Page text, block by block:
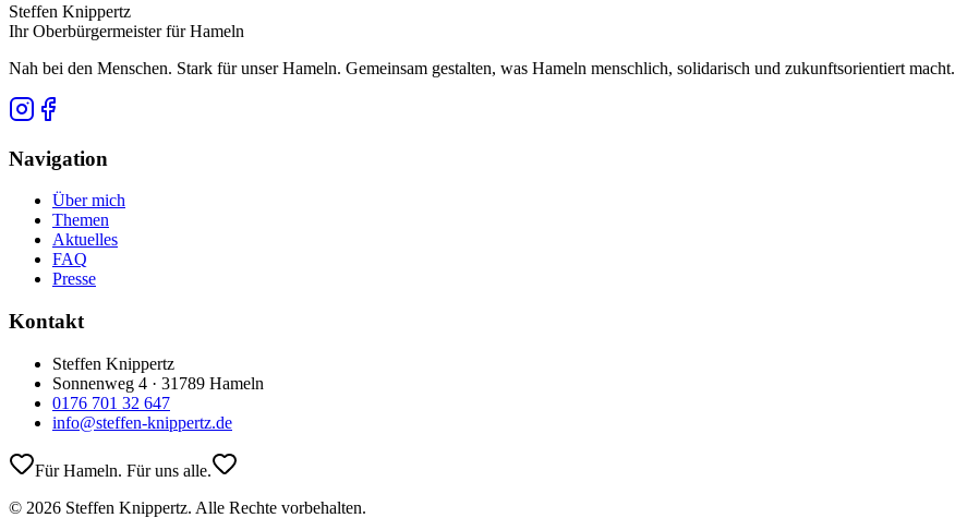
Steffen Knippertz
Ihr Oberbürgermeister für Hameln
Nah bei den Menschen. Stark für unser Hameln. Gemeinsam gestalten, was Hameln menschlich, solidarisch und zukunftsorientiert macht.
Navigation
Über mich
Themen
Aktuelles
FAQ
Presse
Kontakt
Steffen Knippertz
Sonnenweg 4 · 31789 Hameln
0176 701 32 647
info@steffen-knippertz.de
Für Hameln. Für uns alle.
© 2026 Steffen Knippertz. Alle Rechte vorbehalten.